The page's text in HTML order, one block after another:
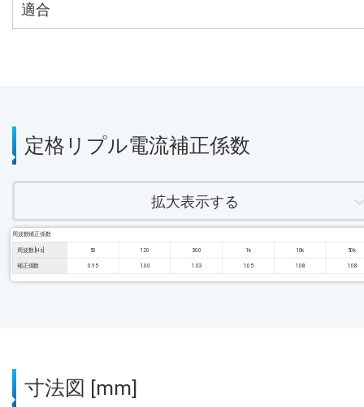
適合
定格リプル電流補正係数
拡大表示する
周波数補正係数
周波数 [Hz] 50 120 300 1k 10k 50k
補正係数 0.95 1.00 1.03 1.05 1.08 1.08
寸法図 [mm]